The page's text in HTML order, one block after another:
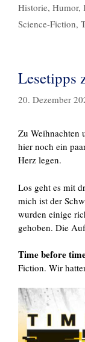
Historie, Humor,
Science-Fiction,
Lesetipps
20. Dezember
Zu Weihnachten
hier noch ein
Herz legen.
Los geht es mit
mich ist der
wurden einige
gehoben. Die
Time before
Fiction. Wir